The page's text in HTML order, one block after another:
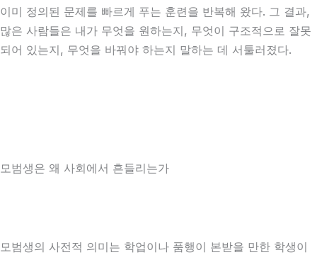
이미 정의된 문제를 빠르게 푸는 훈련을 반복해 왔다. 그 결과,
많은 사람들은 내가 무엇을 원하는지, 무엇이 구조적으로 잘못
되어 있는지, 무엇을 바꿔야 하는지 말하는 데 서툴러졌다.
모범생은 왜 사회에서 흔들리는가
모범생의 사전적 의미는 학업이나 품행이 본받을 만한 학생이